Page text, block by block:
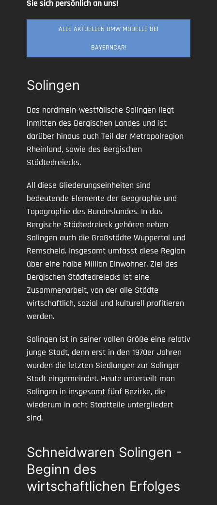
Sie sich persönlich an uns!
ALLE AKTUELLEN BMW MODELLE BEI
BAYERNCAR!
Solingen
Das nordrhein-westfälische Solingen liegt
inmitten des Bergischen Landes und ist
darüber hinaus auch Teil der Metropolregion
Rheinland, sowie des Bergischen
Städtedreiecks.
All diese Gliederungseinheiten sind
bedeutende Elemente der Geographie und
Topographie des Bundeslandes. In das
Bergische Städtedreieck gehören neben
Solingen auch die Großstädte Wuppertal und
Remscheid. Insgesamt umfasst diese Region
über eine halbe Million Einwohner. Ziel des
Bergischen Städtedreiecks ist eine
Zusammenarbeit, von der alle Städte
wirtschaftlich, sozial und kulturell profitieren
werden.
Solingen ist in seiner vollen Größe eine relativ
junge Stadt, denn erst in den 1970er Jahren
wurden die letzten Siedlungen zur Solinger
Stadt eingemeindet. Heute unterteilt man
Solingen in insgesamt fünf Bezirke, die
wiederum in acht Stadtteile untergliedert
sind.
Schneidwaren Solingen -
Beginn des
wirtschaftlichen Erfolges